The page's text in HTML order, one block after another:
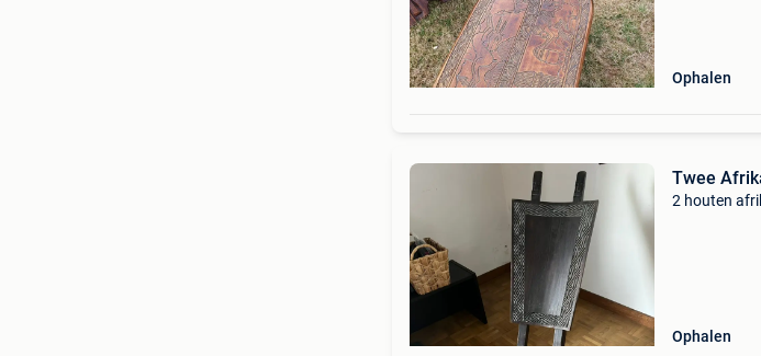
Ophalen
Twee
2 houten
Ophalen